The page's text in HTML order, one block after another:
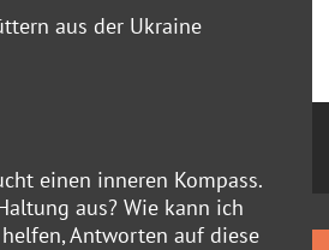
aus der Ukraine
einen inneren Kompass.
aus? Wie kann ich
Antworten auf diese